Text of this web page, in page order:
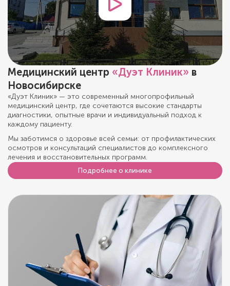
Медицинский центр «Дуэт Клиник» в
Новосибирске
«Дуэт Клиник» — это современный многопрофильный
медицинский центр, где сочетаются высокие стандарты
диагностики, опытные врачи и индивидуальный подход к
каждому пациенту.
Мы заботимся о здоровье всей семьи: от профилактических
осмотров и консультаций специалистов до комплексного
лечения и восстановительных программ.
Подробнее о клинике